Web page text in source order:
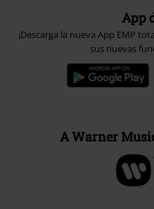
App
¡Descarga la nueva App EMP
sus nuevas
A Warner